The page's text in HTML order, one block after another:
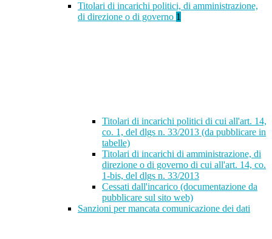
Titolari di incarichi politici, di amministrazione,
di direzione o di governo 1
Titolari di incarichi politici di cui all'art. 14,
co. 1, del dlgs n. 33/2013 (da pubblicare in
tabelle)
Titolari di incarichi di amministrazione, di
direzione o di governo di cui all'art. 14, co.
1-bis, del dlgs n. 33/2013
Cessati dall'incarico (documentazione da
pubblicare sul sito web)
Sanzioni per mancata comunicazione dei dati